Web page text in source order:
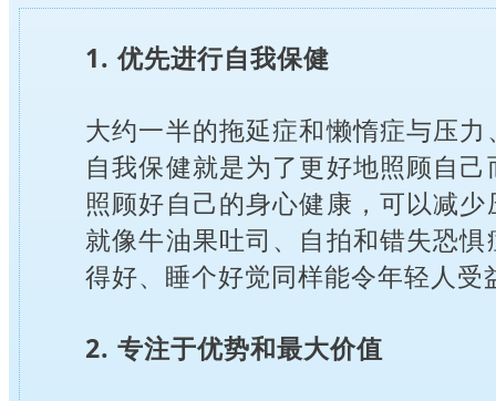
1. 优先进行自我保健
大约一半的拖延症和懒惰症与压
自我保健就是为了更好地照顾自
照顾好自己的身心健康，可以减
就像牛油果吐司、自拍和错失恐
得好、睡个好觉同样能令年轻人受
2. 专注于优势和最大价值